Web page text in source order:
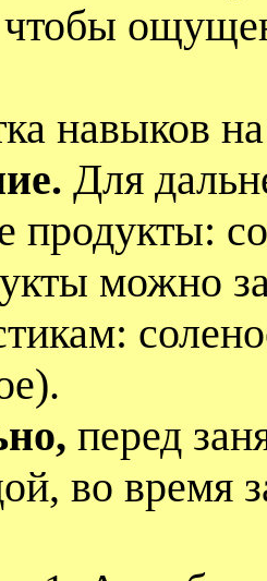
чтобы
навыков
Для
можно
перед
во время